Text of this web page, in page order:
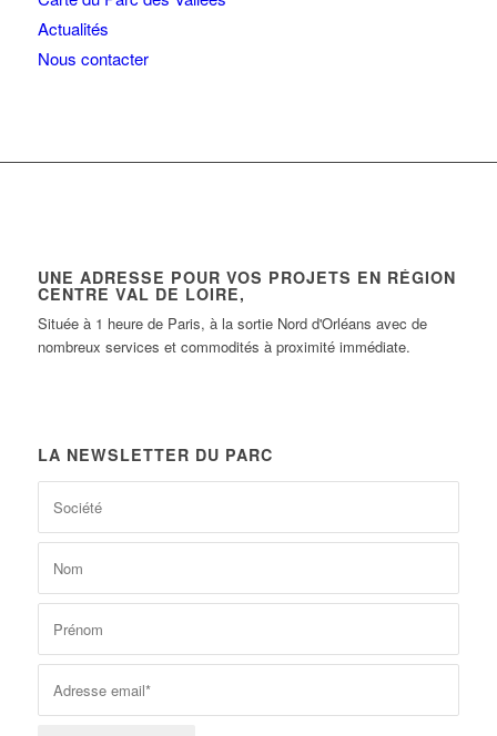
Actualités
Nous contacter
UNE ADRESSE POUR VOS PROJETS EN RÉGION
CENTRE VAL DE LOIRE,
Située à 1 heure de Paris, à la sortie Nord d'Orléans avec de
nombreux services et commodités à proximité immédiate.
LA NEWSLETTER DU PARC